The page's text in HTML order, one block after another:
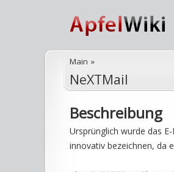
Main »
NeXTMail
Beschreibung
Ursprünglich wurde das
innovativ bezeichnen, da